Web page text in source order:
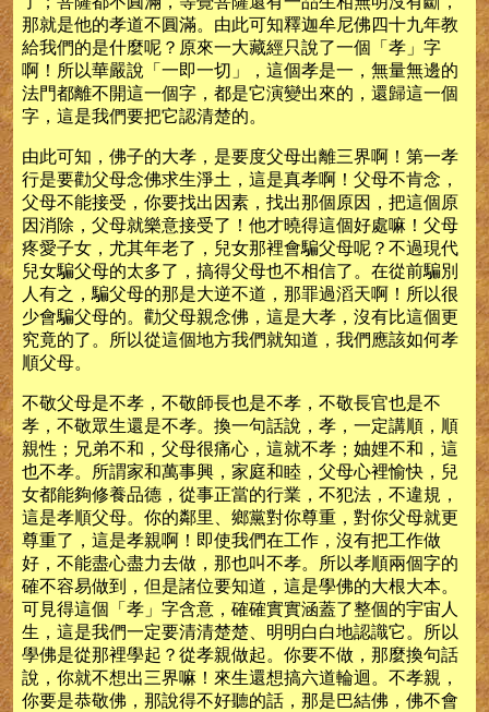
那就是他的孝道不圓滿。由此可知釋迦牟尼佛四十九年教
給我們的是什麼呢？原來一大藏經只說了一個「孝」字
啊！所以華嚴說「一即一切」，這個孝是一，無量無邊的
法門都離不開這一個字，都是它演變出來的，還歸這一個
字，這是我們要把它認清楚的。
由此可知，佛子的大孝，是要度父母出離三界啊！第一孝
行是要勸父母念佛求生淨土，這是真孝啊！父母不肯念，
父母不能接受，你要找出因素，找出那個原因，把這個原
因消除，父母就樂意接受了！他才曉得這個好處嘛！父母
疼愛子女，尤其年老了，兒女那裡會騙父母呢？不過現代
兒女騙父母的太多了，搞得父母也不相信了。在從前騙別
人有之，騙父母的那是大逆不道，那罪過滔天啊！所以很
少會騙父母的。勸父母親念佛，這是大孝，沒有比這個更
究竟的了。所以從這個地方我們就知道，我們應該如何孝
順父母。
不敬父母是不孝，不敬師長也是不孝，不敬長官也是不
孝，不敬眾生還是不孝。換一句話說，孝，一定講順，順
親性；兄弟不和，父母很痛心，這就不孝；妯娌不和，這
也不孝。所謂家和萬事興，家庭和睦，父母心裡愉快，兒
女都能夠修養品德，從事正當的行業，不犯法，不違規，
這是孝順父母。你的鄰里、鄉黨對你尊重，對你父母就更
尊重了，這是孝親啊！即使我們在工作，沒有把工作做
好，不能盡心盡力去做，那也叫不孝。所以孝順兩個字的
確不容易做到，但是諸位要知道，這是學佛的大根大本。
可見得這個「孝」字含意，確確實實涵蓋了整個的宇宙人
生，這是我們一定要清清楚楚、明明白白地認識它。所以
學佛是從那裡學起？從孝親做起。你要不做，那麼換句話
說，你就不想出三界嘛！來生還想搞六道輪迴。不孝親，
你要是恭敬佛，那說得不好聽的話，那是巴結佛，佛不會